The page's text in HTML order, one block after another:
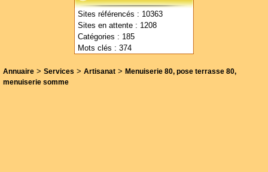
Sites référencés : 10363
Sites en attente : 1208
Catégories : 185
Mots clés : 374
Annuaire > Services > Artisanat > Menuiserie 80, pose terrasse 80,
menuiserie somme